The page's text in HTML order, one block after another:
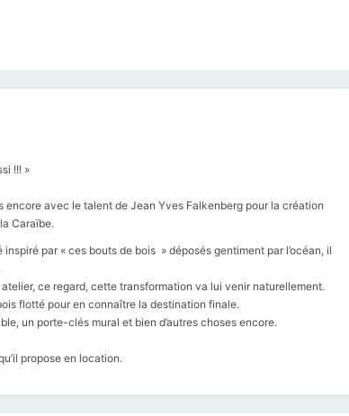
!!! »
avec le talent de Jean Yves Falkenberg pour la création
Caraïbe.
par « ces bouts de bois » déposés gentiment par l’océan, il
ce regard, cette transformation va lui venir naturellement.
flotté pour en connaître la destination finale.
un porte-clés mural et bien d’autres choses encore.
propose en location.